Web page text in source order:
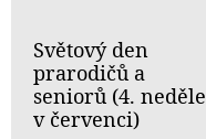
Světový den
prarodičů a
seniorů (4. neděle
v červenci)